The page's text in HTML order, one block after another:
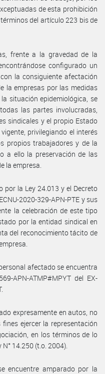
de esta prohibición
del artículo 223 bis de
frente a la gravedad de la
configurado un
la consiguiente afectación
la empresas por las medidas
situación epidemiológica, se
las partes involucradas,
sindicales y el propio Estado
privilegiando el interés
propios trabajadores y de la
a ello la preservación de las
la empresa.
por la Ley 24.013 y el Decreto
2020-329-APN-PTE y sus
la celebración de este tipo
por la entidad sindical en
del reconocimiento tácito de
afectado se encuentra
APN-ATMP#MPYT del EX-
expresamente en autos, no
ejercer la representación
en los términos de lo
14.250 (t.o. 2004).
encuentre amparado por la